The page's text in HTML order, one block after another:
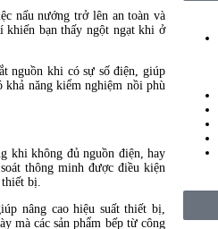
nấu nướng trở lên an toàn và
khiến bạn thấy ngột ngạt khi ở
nguồn khi có sự số điện, giúp
khả năng kiểm nghiệm nồi phù
khi không đủ nguồn điện, hay
thông minh được điều kiện
thiết bị.
nâng cao hiệu suất thiết bị,
mà các sản phẩm bếp từ công